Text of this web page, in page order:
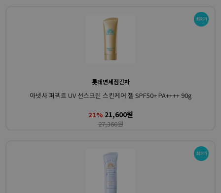
롯데면세점긴자
아넷사 퍼펙트 UV 선스크린 스킨케어 젤 SPF50+ PA++++ 90g
21% 21,600원
27,360원